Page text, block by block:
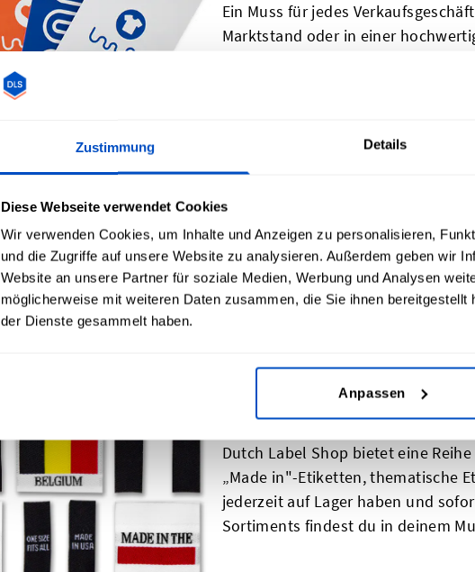
Zustimmung Details
Diese Webseite verwendet Cookies
Wir verwenden Cookies, um Inhalte und Anzeigen zu personalisieren,
und die Zugriffe auf unsere Website zu analysieren. Außerdem geben wir
Website an unsere Partner für soziale Medien, Werbung und Analysen
möglicherweise mit weiteren Daten zusammen, die Sie ihnen
der Dienste gesammelt haben.
Anpassen
Ein Muss für jedes
Marktstand oder in einer
worauf Kunden nach
enthält zwei Standard-
Entscheide dich für unsere
Baumwolle. Diese schlichten,
harmonieren hervorragend mit
die unbearbeiteten Kanten einen
deinem Musterpaket, indem du
Vorgefertigte Etiketten
Dutch Label Shop bietet eine Reihe
„Made in"-Etiketten, thematische
jederzeit auf Lager haben und
Sortiments findest du in deinem